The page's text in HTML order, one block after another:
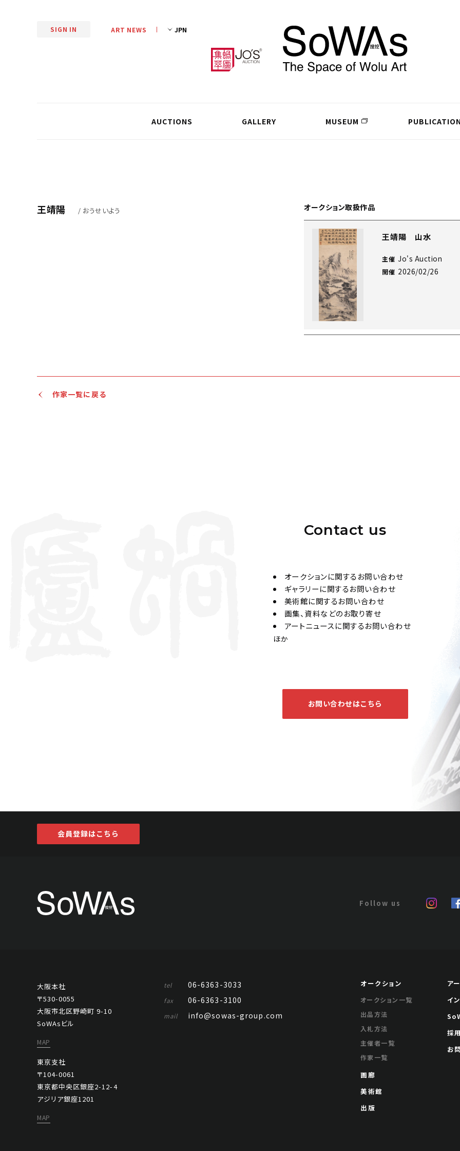
SIGN IN ART NEWS
AUCTIONS GALLERY MUSEUM
王靖陽 / おうせいよう オークション取扱作品
王靖陽 山水
主催 Jo's Auction
開催 2026/02/26
作家一覧に戻る
Contact us
オークションに関するお問い合わせ
ギャラリーに関するお問い合わせ
美術館に関するお問い合わせ
画集、資料などのお取り寄せ
アートニュースに関するお問い合わせ
ほか
お問い合わせはこちら
会員登録はこちら
大阪本社
〒530-0055
大阪市北区野崎町 9-10
SoWAsビル
MAP
東京支社
〒104-0061
東京都中央区銀座2-12-4
アジリア銀座1201
MAP
tel 06-6363-3033
fax 06-6363-3100
mail info@sowas-group.com
オークション
オークション一覧
出品方法
入札方法
主催者一覧
作家一覧
画廊
美術館
出版
ア
イ
採
お